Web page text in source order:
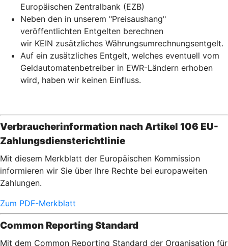
Europäischen Zentralbank (EZB)
Neben den in unserem "Preisaushang"
veröffentlichten Entgelten berechnen
wir KEIN zusätzliches Währungsumrechnungsentgelt.
Auf ein zusätzliches Entgelt, welches eventuell vom
Geldautomatenbetreiber in EWR-Ländern erhoben
wird, haben wir keinen Einfluss.
Verbraucherinformation nach Artikel 106 EU-
Zahlungsdiensterichtlinie
Mit diesem Merkblatt der Europäischen Kommission
informieren wir Sie über Ihre Rechte bei europaweiten
Zahlungen.
Zum PDF-Merkblatt
Common Reporting Standard
Mit dem Common Reporting Standard der Organisation für